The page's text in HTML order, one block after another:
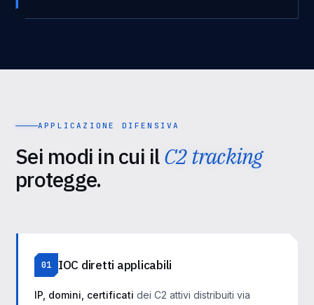
APPLICAZIONE DIFENSIVA
Sei modi in cui ilC2 tracking
protegge.
01 IOC diretti applicabili
IP, domini, certificati dei C2 attivi distribuiti via